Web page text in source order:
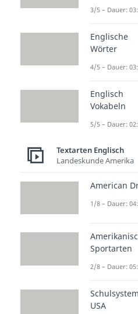
Damit du
hier ein
erstellt:
3/5 – Dauer:
Englische
Wörter
4/5 – Dauer:
Englisch
Vokabeln
5/5 – Dauer:
Textarten Englisch
Landeskunde Amerika
American
1/8 – Dauer:
Sportarten
2/8 – Dauer:
Schulsystem
USA